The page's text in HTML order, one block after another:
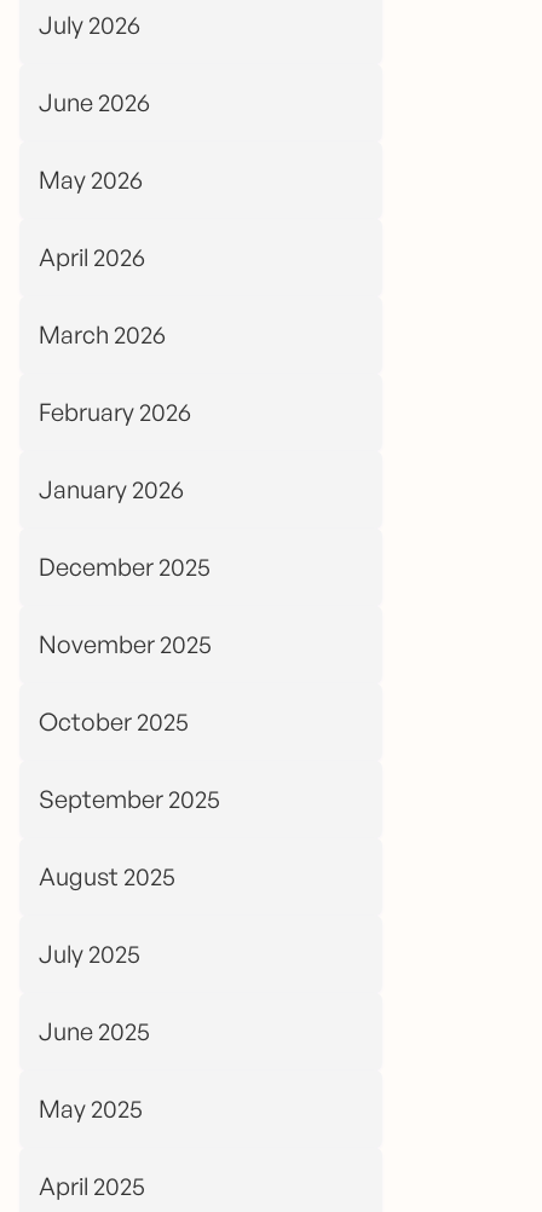
July 2026
June 2026
May 2026
April 2026
March 2026
February 2026
January 2026
December 2025
November 2025
October 2025
September 2025
August 2025
July 2025
June 2025
May 2025
April 2025